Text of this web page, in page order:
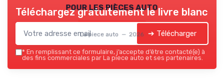
pour les pièces auto
La piece auto — 2026
Téléchargez gratuitement le livre blanc
➔ Télécharger
* En remplissant ce formulaire, j’accepte d’être contacté(e) à
des fins commerciales par La piece auto et ses partenaires.